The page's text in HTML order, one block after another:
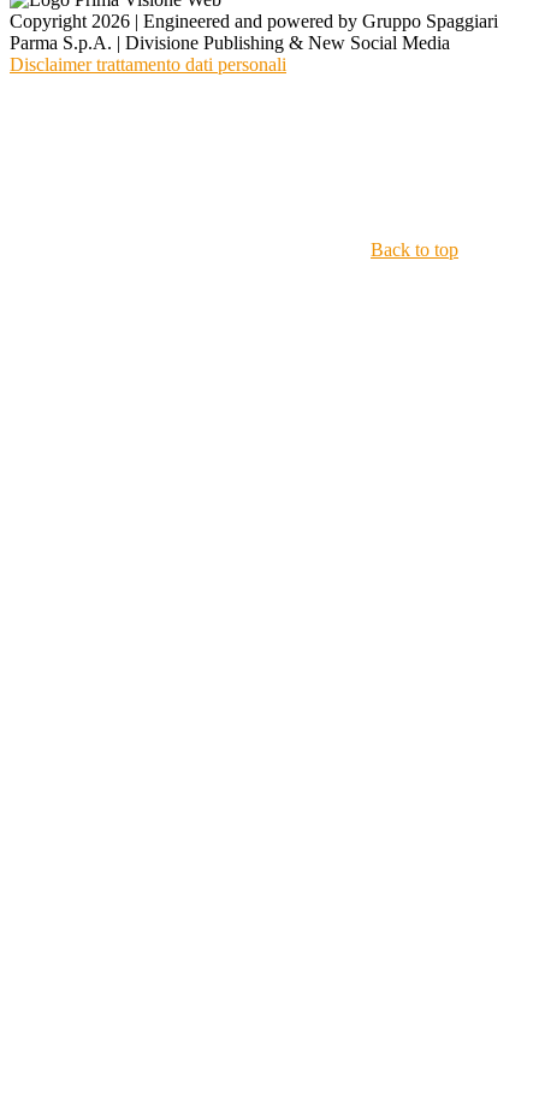
Copyright 2026 | Engineered and powered by Gruppo Spaggiari
Parma S.p.A. | Divisione Publishing & New Social Media
Disclaimer trattamento dati personali
Back to top